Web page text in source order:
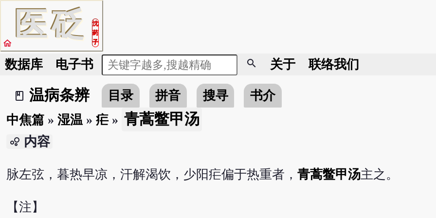
医砭
沈
药
子
home
数据库 电子书 search 关于 联络我们
book_2
温病条辨 目录 拼音 搜寻
书介
中焦篇» 湿温 » 疟» 青蒿鳖甲汤
bubble_chart 内容
脉左弦，暮热早凉，汗解渴饮，少阳疟偏于热重者， 青蒿鳖甲汤主之。
【注】